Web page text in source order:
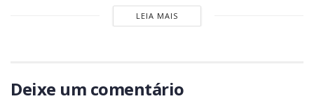
LEIA MAIS
Deixe um comentário